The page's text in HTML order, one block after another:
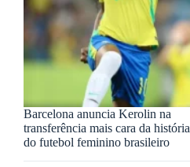
Barcelona anuncia Kerolin na
transferência mais cara da história
do futebol feminino brasileiro